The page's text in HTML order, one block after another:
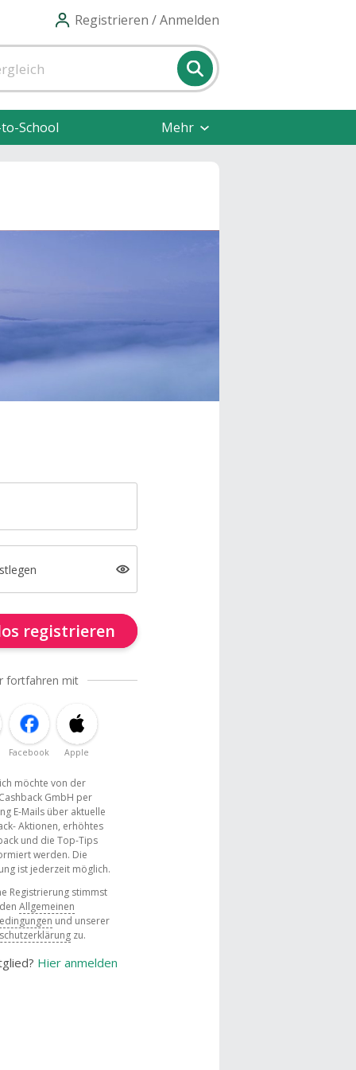
Registrieren / Anmelden
School Mehr
registrieren
fortfahren mit
Facebook Apple
ich möchte von der
GmbH per
E-Mails über aktuelle
Aktionen, erhöhtes
und die Top-Tips
werden. Die
ist jederzeit möglich.
Registrierung stimmst
Allgemeinen
und unserer
zu.
Hier anmelden